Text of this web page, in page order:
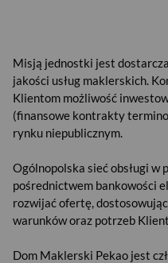
Misją jednostki jest
jakości usług maklerskich.
Klientom możliwość
(finansowe kontrakty
rynku niepublicznym.
Ogólnopolska sieć obsługi w
pośrednictwem bankowości
rozwijać ofertę,
warunków oraz potrzeb
Dom Maklerski Pekao jest